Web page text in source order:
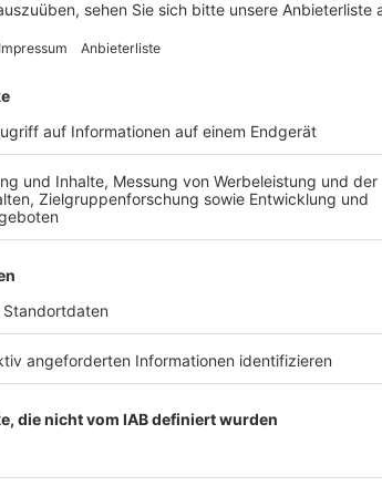
Reiterstaffel, Polizeihunde und ein
Überall Polizei, Blaulicht und Einsatzkräfte –
passiert ist – das gibt es am Sonntag (22. Juni)
Motto: „Polizei hautnah erleben!“. An mehr als
Polizei zu lernen. Die Reiterstaffel ist da,
Unfall mit Einsatz von Polizei, Rettungsdienst
Scooter-Simulato und einen Bobbycar-
Die Blaulichtmeile geht am Sonntag von 11 bis
Anzeige